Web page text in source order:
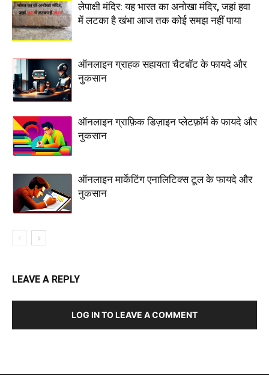
लेपाक्षी मंदिर: यह भारत का अनोखा मंदिर, जहां हवा
में लटका है खंभा आज तक कोई समझ नहीं पाया
ऑनलाइन ग्राहक सहायता चैटबॉट के फायदे और
नुकसान
ऑनलाइन ग्राफ़िक डिज़ाइन प्लेटफ़ॉर्म के फायदे और
नुकसान
ऑनलाइन मार्केटिंग एनालिटिक्स टूल के फायदे और
नुकसान
LEAVE A REPLY
LOG IN TO LEAVE A COMMENT